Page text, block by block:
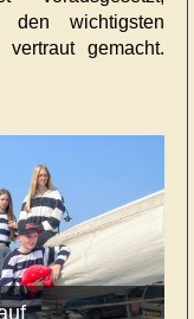
wichtigsten
gemacht.